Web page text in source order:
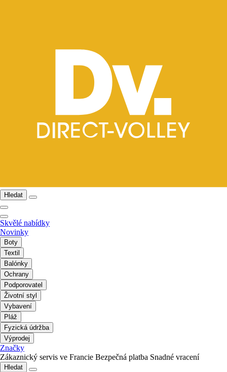
Hledat
Skvělé nabídky
Novinky
Boty
Textil
Balónky
Ochrany
Podporovatel
Životní styl
Vybavení
Pláž
Fyzická údržba
Výprodej
Značky
Zákaznický servis ve Francie Bezpečná platba Snadné vracení
Hledat